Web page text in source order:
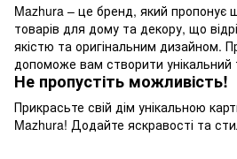
Mazhura – це бренд, який пропонує
товарів для дому та декору, що
якістю та оригінальним дизайном.
допоможе вам створити унікальний
Не пропустіть можливість!
Прикрасьте свій дім унікальною
Mazhura! Додайте яскравості та